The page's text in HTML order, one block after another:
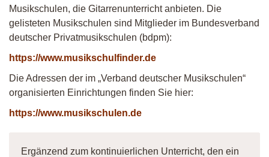
Musikschulen, die Gitarrenunterricht anbieten. Die
gelisteten Musikschulen sind Mitglieder im Bundesverband
deutscher Privatmusikschulen (bdpm):
https://www.musikschulfinder.de
Die Adressen der im „Verband deutscher Musikschulen“
organisierten Einrichtungen finden Sie hier:
https://www.musikschulen.de
Ergänzend zum kontinuierlichen Unterricht, den ein